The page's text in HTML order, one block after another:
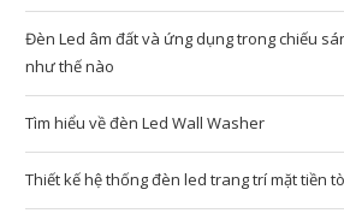
Đèn Led âm đất và ứng dụng trong chiếu
như thế nào
Tìm hiểu về đèn Led Wall Washer
Thiết kế hệ thống đèn led trang trí mặt tiền